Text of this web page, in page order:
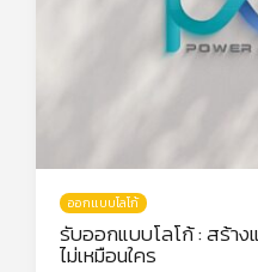
ออกแบบโลโก้
รับออกแบบโลโก้ : สร้าง
ไม่เหมือนใคร